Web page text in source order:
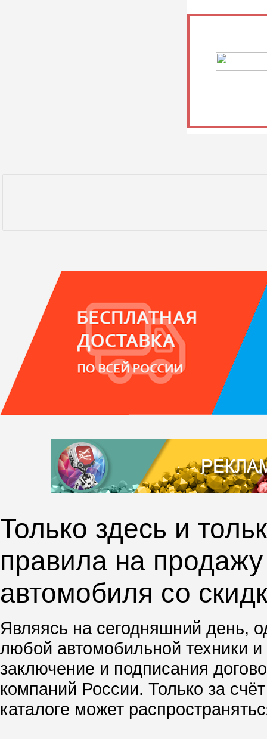
Только здесь и
правила на
автомобиля со
Являясь на сегодняшний день,
любой автомобильной техники
заключение и подписания
компаний России. Только за
каталоге может